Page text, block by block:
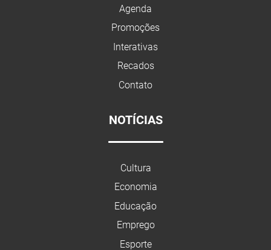
Agenda
Promoções
Interativas
Recados
Contato
NOTÍCIAS
Cultura
Economia
Educação
Emprego
Esporte